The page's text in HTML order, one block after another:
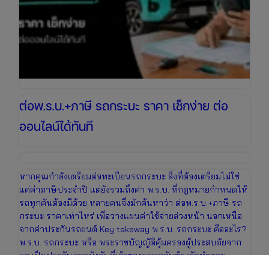
ต่อพ.ร.บ.+ภาษี รถกระบะ ราคา เช็กง่าย ต่อ
ออนไลน์ได้ทันที
หากคุณกำลังเตรียมต่อทะเบียนรถกระบะ สิ่งที่ต้องเตรียมไม่ใช่
แค่ค่าภาษีประจำปี แต่ยังรวมถึงค่า พ.ร.บ. ที่กฎหมายกำหนดให้
รถทุกคันต้องมีด้วย หลายคนจึงมักค้นหาว่า ต่อพ.ร.บ.+ภาษี รถ
กระบะ ราคาเท่าไหร่ เพื่อวางแผนค่าใช้จ่ายล่วงหน้า นอกเหนือ
จากค่าประกันรถยนต์ Key takeway พ.ร.บ. รถกระบะ คืออะไร?
พ.ร.บ. รถกระบะ หรือ พระราชบัญญัติคุ้มครองผู้ประสบภัยจาก